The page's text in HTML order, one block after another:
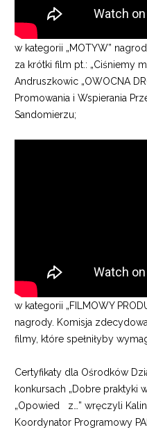
w kategorii „MOTYW”
za krótki film pt.: „Ciśniemy
Andruszkowic „OWOCNA
Promowania i Wspierania
Sandomierzu;
w kategorii „FILMOWY
nagrody. Komisja
filmy, które spełniłyby
Certyfikaty dla Ośrodków
konkursach „Dobre praktyki
„Opowied z…” wręczyli
Koordynator Programowy